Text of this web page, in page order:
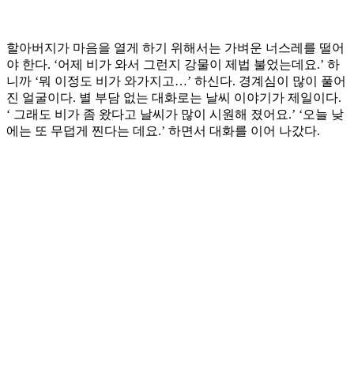
할아버지가 마음을 열게 하기 위해서는 가벼운 너스레를 떨어
야 한다. ‘어제 비가 와서 그런지 강물이 제법 불었는데요.’ 하
니까 ‘뭐 이정도 비가 와가지고…’ 하신다. 경계심이 많이 풀어
진 얼굴이다. 별 부담 없는 대화로는 날씨 이야기가 제일이다.
‘ 그래도 비가 좀 왔다고 날씨가 많이 시원해 졌어요.’ ‘오늘 낮
에는 또 무덥게 찐다는 데요.’ 하면서 대화를 이어 나갔다.